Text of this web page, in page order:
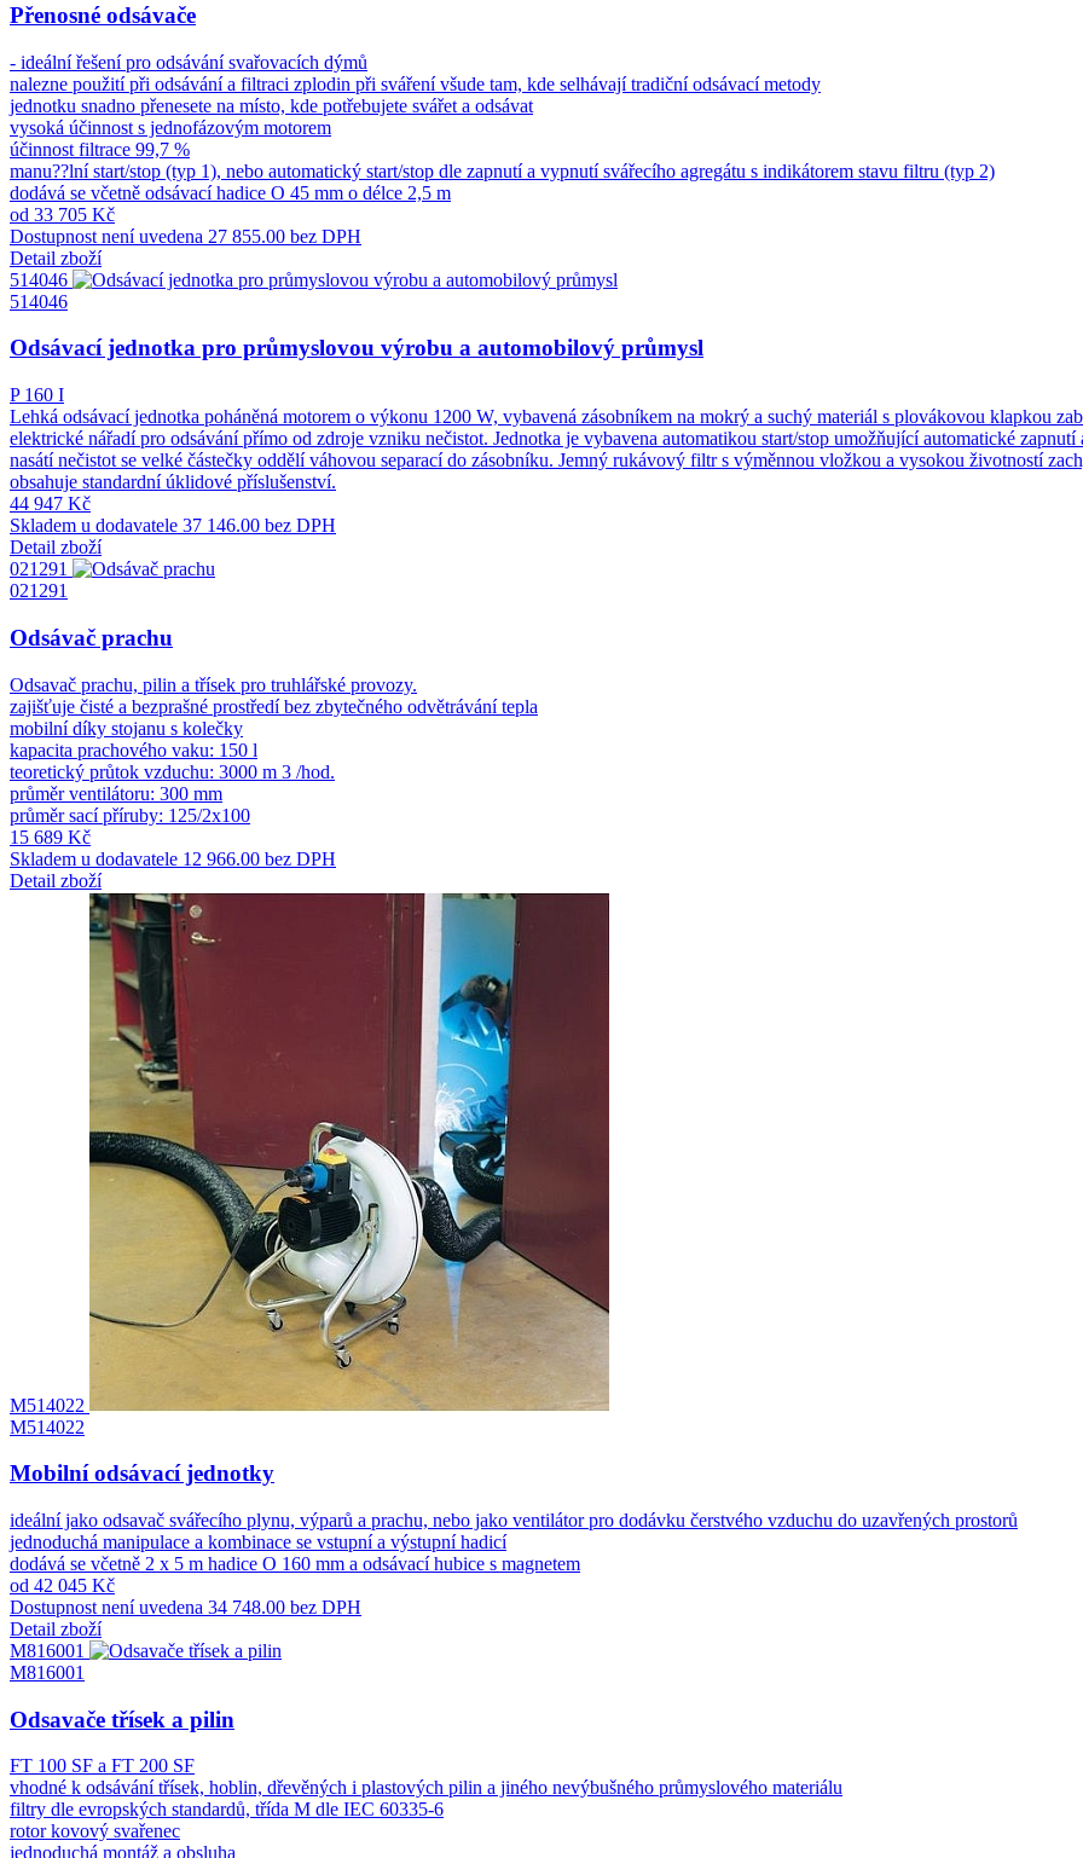
Přenosné odsávače
- ideální řešení pro odsávání svařovacích dýmů
nalezne použití při odsávání a filtraci zplodin při sváření všude tam, kde selhávají tradiční odsávací metody
jednotku snadno přenesete na místo, kde potřebujete svářet a odsávat
vysoká účinnost s jednofázovým motorem
účinnost filtrace 99,7 %
manu??lní start/stop (typ 1), nebo automatický start/stop dle zapnutí a vypnutí svářecího agregátu s indikátorem stavu filtru (typ 2)
dodává se včetně odsávací hadice O 45 mm o délce 2,5 m
od 33 705 Kč
Dostupnost není uvedena 27 855.00 bez DPH
Detail zboží
514046
514046
Odsávací jednotka pro průmyslovou výrobu a automobilový průmysl
P 160 I
Lehká odsávací jednotka poháněná motorem o výkonu 1200 W, vybavená zásobníkem na mokrý a suchý materiál s plovákovou klapkou
elektrické nářadí pro odsávání přímo od zdroje vzniku nečistot. Jednotka je vybavena automatikou start/stop umožňující automatické
nasátí nečistot se velké částečky oddělí váhovou separací do zásobníku. Jemný rukávový filtr s výměnnou vložkou a vysokou životností
obsahuje standardní úklidové příslušenství.
44 947 Kč
Skladem u dodavatele 37 146.00 bez DPH
Detail zboží
021291
021291
Odsávač prachu
Odsavač prachu, pilin a třísek pro truhlářské provozy.
zajišťuje čisté a bezprašné prostředí bez zbytečného odvětrávání tepla
mobilní díky stojanu s kolečky
kapacita prachového vaku: 150 l
teoretický průtok vzduchu: 3000 m 3 /hod.
průměr ventilátoru: 300 mm
průměr sací příruby: 125/2x100
15 689 Kč
Skladem u dodavatele 12 966.00 bez DPH
Detail zboží
M514022
M514022
Mobilní odsávací jednotky
ideální jako odsavač svářecího plynu, výparů a prachu, nebo jako ventilátor pro dodávku čerstvého vzduchu do uzavřených prostorů
jednoduchá manipulace a kombinace se vstupní a výstupní hadicí
dodává se včetně 2 x 5 m hadice O 160 mm a odsávací hubice s magnetem
od 42 045 Kč
Dostupnost není uvedena 34 748.00 bez DPH
Detail zboží
M816001
M816001
Odsavače třísek a pilin
FT 100 SF a FT 200 SF
vhodné k odsávání třísek, hoblin, dřevěných i plastových pilin a jiného nevýbušného průmyslového materiálu
filtry dle evropských standardů, třída M dle IEC 60335-6
rotor kovový svařenec
jednoduchá montáž a obsluha